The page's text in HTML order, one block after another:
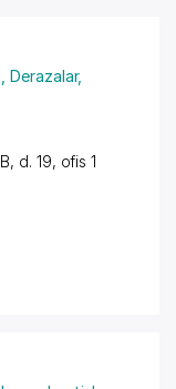
Derazalar,
d. 19, ofis 1